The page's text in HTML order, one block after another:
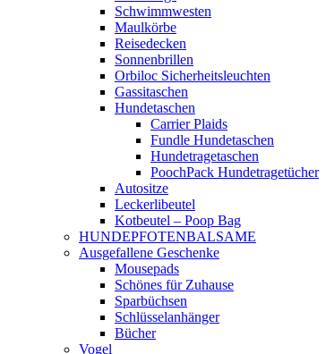
Schwimmwesten
Maulkörbe
Reisedecken
Sonnenbrillen
Orbiloc Sicherheitsleuchten
Gassitaschen
Hundetaschen
Carrier Plaids
Fundle Hundetaschen
Hundetragetaschen
PoochPack Hundetragetücher
Autositze
Leckerlibeutel
Kotbeutel – Poop Bag
HUNDEPFOTENBALSAME
Ausgefallene Geschenke
Mousepads
Schönes für Zuhause
Sparbüchsen
Schlüsselanhänger
Bücher
Vogel